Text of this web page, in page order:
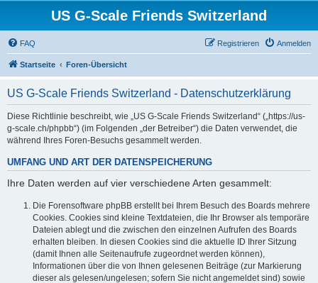
US G-Scale Friends Switzerland
FAQ Anmelden
Registrieren
Startseite Foren-Übersicht
US G-Scale Friends Switzerland - Datenschutzerklärung
Diese Richtlinie beschreibt, wie „US G-Scale Friends Switzerland“ („https://us-
g-scale.ch/phpbb“) (im Folgenden „der Betreiber“) die Daten verwendet, die
während Ihres Foren-Besuchs gesammelt werden.
UMFANG UND ART DER DATENSPEICHERUNG
Ihre Daten werden auf vier verschiedene Arten gesammelt:
Die Forensoftware phpBB erstellt bei Ihrem Besuch des Boards mehrere
Cookies. Cookies sind kleine Textdateien, die Ihr Browser als temporäre
Dateien ablegt und die zwischen den einzelnen Aufrufen des Boards
erhalten bleiben. In diesen Cookies sind die aktuelle ID Ihrer Sitzung
(damit Ihnen alle Seitenaufrufe zugeordnet werden können),
Informationen über die von Ihnen gelesenen Beiträge (zur Markierung
dieser als gelesen/ungelesen; sofern Sie nicht angemeldet sind) sowie